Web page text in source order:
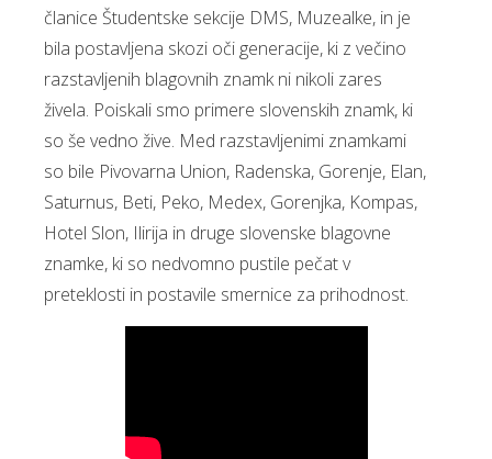
članice Študentske sekcije DMS, Muzealke, in je
bila postavljena skozi oči generacije, ki z večino
razstavljenih blagovnih znamk ni nikoli zares
živela. Poiskali smo primere slovenskih znamk, ki
so še vedno žive. Med razstavljenimi znamkami
so bile Pivovarna Union, Radenska, Gorenje, Elan,
Saturnus, Beti, Peko, Medex, Gorenjka, Kompas,
Hotel Slon, Ilirija in druge slovenske blagovne
znamke, ki so nedvomno pustile pečat v
preteklosti in postavile smernice za prihodnost.